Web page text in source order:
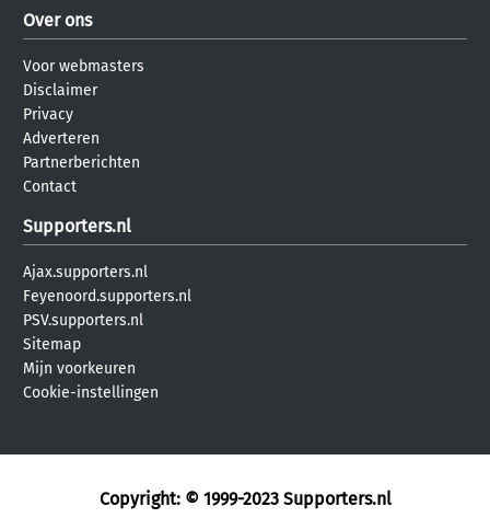
Over ons
Voor webmasters
Disclaimer
Privacy
Adverteren
Partnerberichten
Contact
Supporters.nl
Ajax.supporters.nl
Feyenoord.supporters.nl
PSV.supporters.nl
Sitemap
Mijn voorkeuren
Cookie-instellingen
Copyright: © 1999-2023 Supporters.nl